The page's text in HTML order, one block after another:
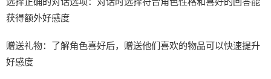
获得额外好感度
赠送礼物：了解角色喜好后，赠送他们喜欢的物品可以快速提升
好感度